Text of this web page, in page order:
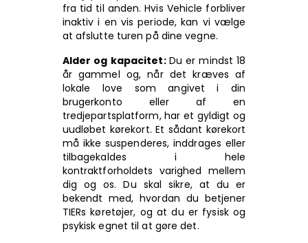
fra tid til anden. Hvis Vehicle forbliver
inaktiv i en vis periode, kan vi vælge
at afslutte turen på dine vegne.
Alder og kapacitet: Du er mindst 18
år gammel og, når det kræves af
lokale love som angivet i din
brugerkonto eller af en
tredjepartsplatform, har et gyldigt og
uudløbet kørekort. Et sådant kørekort
må ikke suspenderes, inddrages eller
tilbagekaldes i hele
kontraktforholdets varighed mellem
dig og os. Du skal sikre, at du er
bekendt med, hvordan du betjener
TIERs køretøjer, og at du er fysisk og
psykisk egnet til at gøre det.